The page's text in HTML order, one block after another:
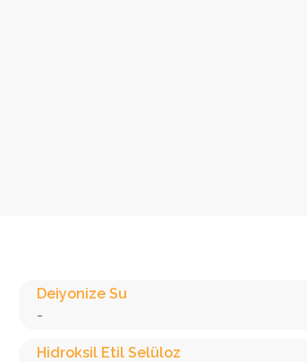
Deiyonize Su
-
Hidroksil Etil Selüloz